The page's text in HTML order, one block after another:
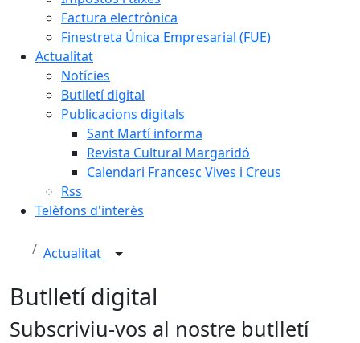
Factura electrònica
Finestreta Única Empresarial (FUE)
Actualitat
Notícies
Butlletí digital
Publicacions digitals
Sant Martí informa
Revista Cultural Margaridó
Calendari Francesc Vives i Creus
Rss
Telèfons d'interès
Actualitat
Butlletí digital
Subscriviu-vos al nostre butlletí